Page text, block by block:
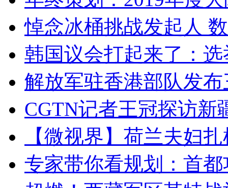
悼念冰桶挑战发起人
韩国议会打起来了：
解放军驻香港部队发
CGTN记者王冠探访新
【微视界】荷兰夫妇
专家带你看规划：首